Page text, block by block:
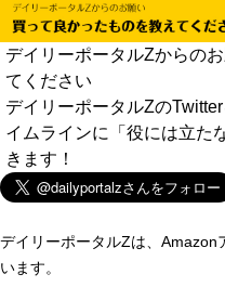
デイリーポータルZからの
てください
デイリーポータルZの
イムラインに「役には立た
きます！
デイリーポータルZは、Amazon
います。